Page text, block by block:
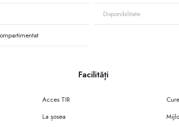
Disponibilitate
Facilități
Acces TIR
La șosea